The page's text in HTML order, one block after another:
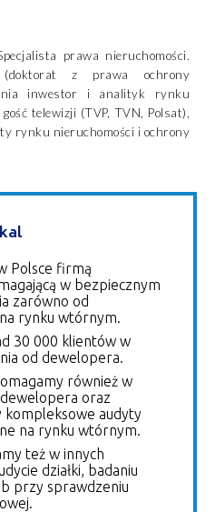
prawa nieruchomości.
z prawa ochrony
inwestor i analityk rynku
telewizji (TVP, TVN, Polsat),
rynku nieruchomości i ochrony
Polsce firmą
w bezpiecznym
zarówno od
rynku wtórnym.
30 000 klientów w
od dewelopera.
również w
oraz
audyty
na rynku wtórnym.
też w innych
działki, badaniu
przy sprawdzeniu